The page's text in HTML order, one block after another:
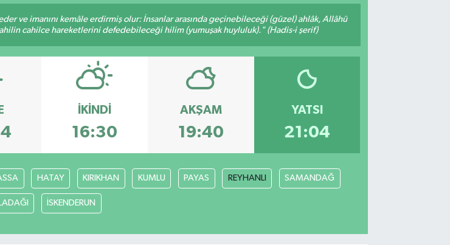
ve imanını kemâle erdirmiş olur: İnsanlar arasında geçinebileceği (güzel) ahlâk, Allâhü
cahilce hareketlerini defedebileceği hilim (yumuşak huyluluk)." (Hadis-i şerif)
İKINDI
16:30
AKŞAM
19:40
YATSI
21:04
HATAY KIRIKHAN KUMLU PAYAS REYHANLI SAMANDAĞ
İSKENDERUN